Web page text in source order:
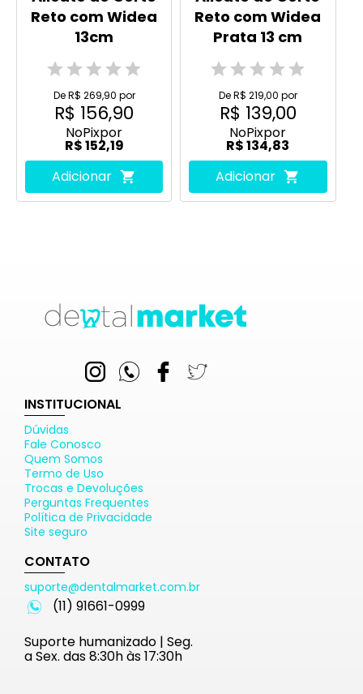
Reto com Widea
13cm
De R$ 269,90 por
R$ 156,90
NoPixpor
R$ 152,19
Adicionar
Reto com Widea
Prata 13 cm
De R$ 219,00 por
R$ 139,00
NoPixpor
R$ 134,83
Adicionar
INSTITUCIONAL
Dúvidas
Fale Conosco
Quem Somos
Termo de Uso
Trocas e Devoluções
Perguntas Frequentes
Política de Privacidade
Site seguro
CONTATO
suporte@dentalmarket.com.br
(11) 91661-0999
Suporte humanizado | Seg.
a Sex. das 8:30h às 17:30h